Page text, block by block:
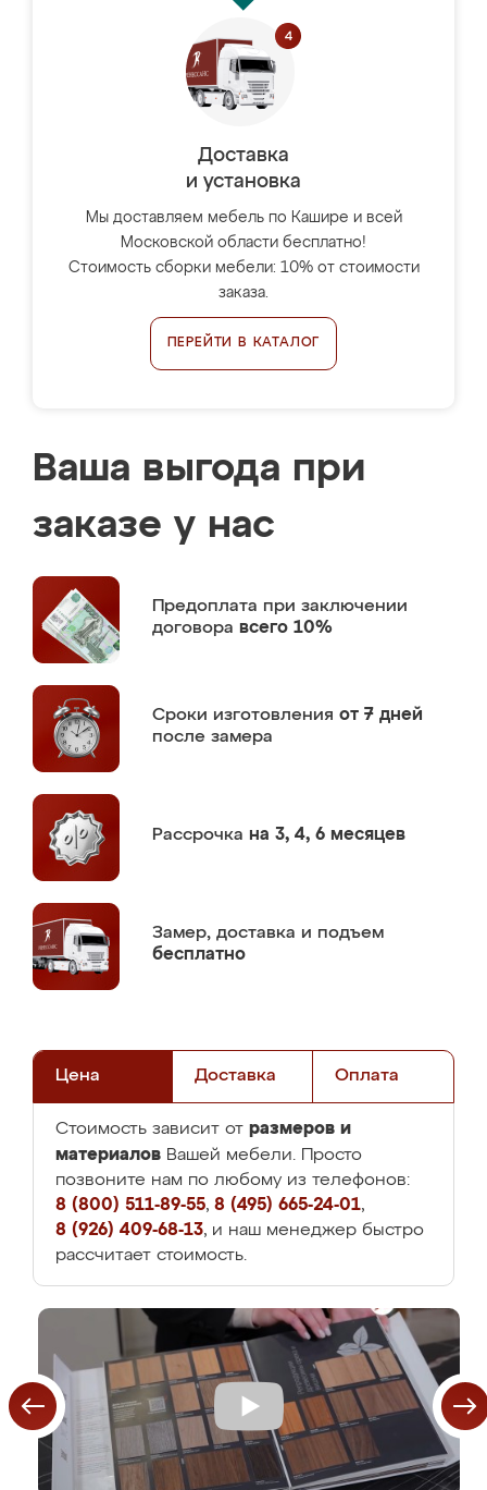
Доставка
и установка
Мы доставляем мебель по Кашире и всей
Московской области бесплатно!
Стоимость сборки мебели: 10% от стоимости
заказа.
ПЕРЕЙТИ В КАТАЛОГ
Ваша выгода при
заказе у нас
Предоплата при заключении
договора всего 10%
Сроки изготовления от 7 дней
после замера
Рассрочка на 3, 4, 6 месяцев
Замер, доставка и подъем
бесплатно
Цена Доставка Оплата
Стоимость зависит от размеров и
материалов Вашей мебели. Просто
позвоните нам по любому из телефонов:
8 (800) 511-89-55, 8 (495) 665-24-01,
8 (926) 409-68-13, и наш менеджер быстро
рассчитает стоимость.